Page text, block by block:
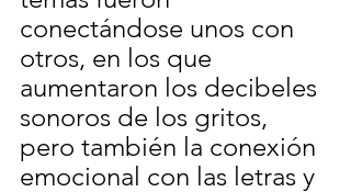
conectándose unos con
otros, en los que
aumentaron los decibeles
sonoros de los gritos,
pero también la conexión
emocional con las letras y